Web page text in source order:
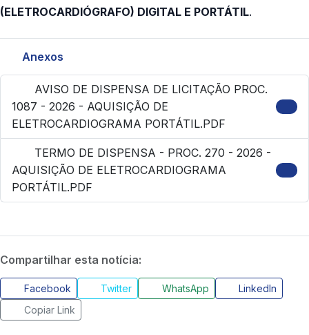
(ELETROCARDIÓGRAFO) DIGITAL E PORTÁTIL.
Anexos
AVISO DE DISPENSA DE LICITAÇÃO PROC.
1087 - 2026 - AQUISIÇÃO DE
ELETROCARDIOGRAMA PORTÁTIL.PDF
TERMO DE DISPENSA - PROC. 270 - 2026 -
AQUISIÇÃO DE ELETROCARDIOGRAMA
PORTÁTIL.PDF
Compartilhar esta notícia:
Facebook Twitter WhatsApp
LinkedIn
Copiar Link